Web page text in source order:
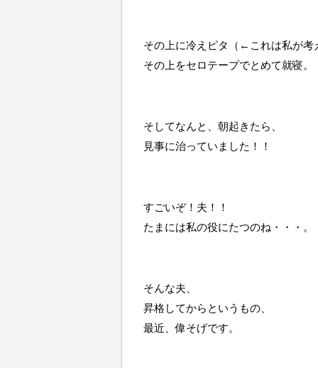
その上に冷えピタ（←これは私が考
その上をセロテープでとめて就寝。
そしてなんと、朝起きたら、
見事に治っていました！！
すごいぞ！夫！！
たまには私の役にたつのね・・・。
そんな夫、
昇格してからというもの、
最近、偉そげです。